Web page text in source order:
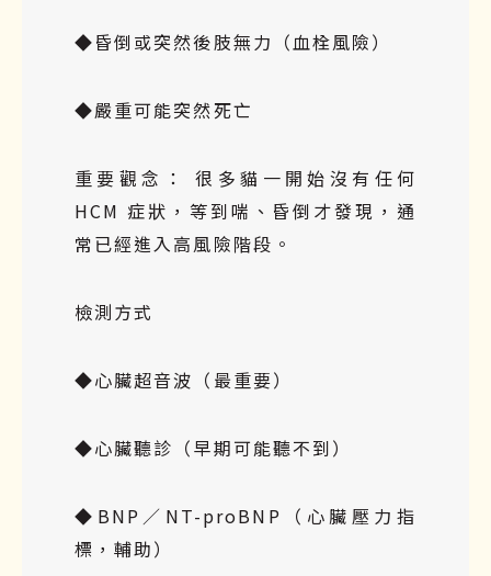
◆昏倒或突然後肢無力（血栓風險）
◆嚴重可能突然死亡
重要觀念： 很多貓一開始沒有任何
HCM 症狀，等到喘、昏倒才發現，通
常已經進入高風險階段。
檢測方式
◆心臟超音波（最重要）
◆心臟聽診（早期可能聽不到）
◆BNP／NT-proBNP（心臟壓力指
標，輔助）